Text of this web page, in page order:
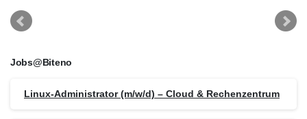
Jobs@Biteno
Linux-Administrator (m/w/d) – Cloud & Rechenzentrum